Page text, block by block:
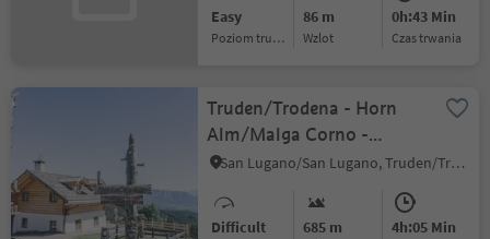
Easy
Poziom trudności
86 m
Wzlot
0h:43 Min
czas trwania
Truden/Trodena - Horn
Alm/Malga Corno -
Truden/Trodena
San Lugano/San Lugano, Truden/Trodena
Difficult 685 m 4h:05 Min